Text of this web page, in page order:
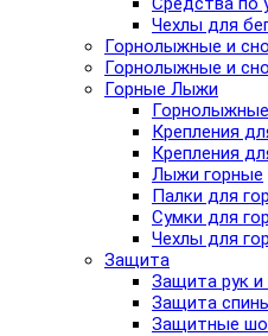
Чехлы для
Горнолыжные и
Горнолыжные и
Горные Лыжи
Крепления
Крепления
Лыжи горные
Палки для
Сумки для
Чехлы для
Защита
Защита рук и
Защита
Защитные